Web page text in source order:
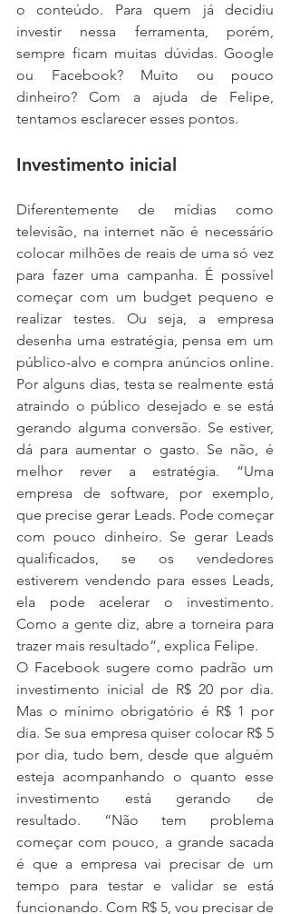
o conteúdo. Para quem já decidiu
investir nessa ferramenta, porém,
sempre ficam muitas dúvidas. Google
ou Facebook? Muito ou pouco
dinheiro? Com a ajuda de Felipe,
tentamos esclarecer esses pontos.
Investimento inicial
Diferentemente de mídias como
televisão, na internet não é necessário
colocar milhões de reais de uma só vez
para fazer uma campanha. É possível
começar com um budget pequeno e
realizar testes. Ou seja, a empresa
desenha uma estratégia, pensa em um
público-alvo e compra anúncios online.
Por alguns dias, testa se realmente está
atraindo o público desejado e se está
gerando alguma conversão. Se estiver,
dá para aumentar o gasto. Se não, é
melhor rever a estratégia. “Uma
empresa de software, por exemplo,
que precise gerar Leads. Pode começar
com pouco dinheiro. Se gerar Leads
qualificados, se os vendedores
estiverem vendendo para esses Leads,
ela pode acelerar o investimento.
Como a gente diz, abre a torneira para
trazer mais resultado”, explica Felipe.
O Facebook sugere como padrão um
investimento inicial de R$ 20 por dia.
Mas o mínimo obrigatório é R$ 1 por
dia. Se sua empresa quiser colocar R$ 5
por dia, tudo bem, desde que alguém
esteja acompanhando o quanto esse
investimento está gerando de
resultado. “Não tem problema
começar com pouco, a grande sacada
é que a empresa vai precisar de um
tempo para testar e validar se está
funcionando. Com R$ 5, vou precisar de